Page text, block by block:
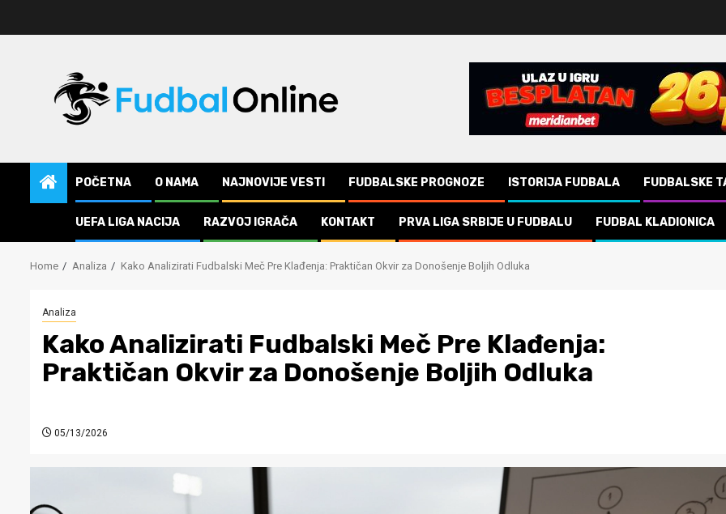
POČETNA O NAMA NAJNOVIJE VESTI FUDBALSKE PROGNOZE ISTORIJA FUDBALA FUDBALSKE
UEFA LIGA NACIJA RAZVOJ IGRAČA KONTAKT PRVA LIGA SRBIJE U FUDBALU FUDBAL KLADIONICA
Home Analiza Kako Analizirati Fudbalski Meč Pre Klađenja: Praktičan Okvir za Donošenje Boljih Odluka
Analiza
Kako Analizirati Fudbalski Meč Pre Klađenja:
Praktičan Okvir za Donošenje Boljih Odluka
05/13/2026